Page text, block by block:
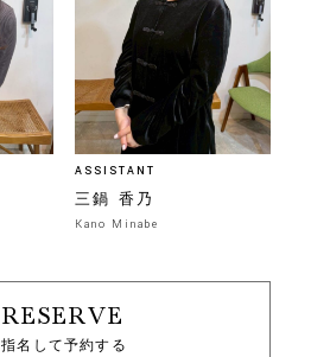
ASSISTANT
三鍋 香乃
Kano Minabe
RESERVE
指名して予約する